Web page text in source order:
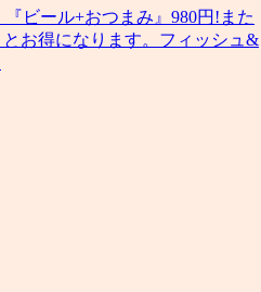
ビール+おつまみ』980円!また
お得になります。フィッシュ&